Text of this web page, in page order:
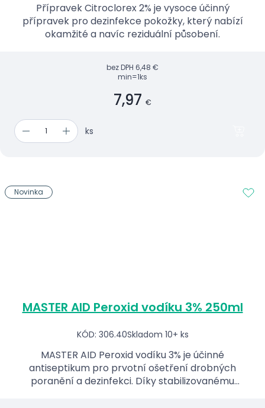
Přípravek Citroclorex 2% je vysoce účinný
přípravek pro dezinfekce pokožky, který nabízí
okamžité a navíc reziduální působení.
bez DPH 6,48 €
min=1ks
7,97 €
ks
MASTER AID Peroxid vodíku 3% 250ml
KÓD: 306.40Skladom 10+ ks
MASTER AID Peroxid vodíku 3% je účinné
antiseptikum pro prvotní ošetření drobných
poranění a dezinfekci. Díky stabilizovanému
Novinka